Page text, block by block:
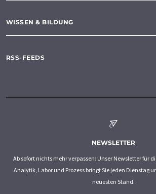
WISSEN & BILDUNG
RSS-FEEDS
NEWSLETTER
Ab sofort nichts mehr verpassen: Unser Newsletter für
Analytik, Labor und Prozess bringt Sie jeden Dienstag
neuesten Stand.